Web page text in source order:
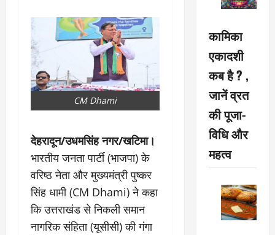
CM Dhami
देहरादून/उधमसिंह नगर/खटिमा।
भारतीय जनता पार्टी (भाजपा) के
वरिष्ठ नेता और मुख्यमंत्री पुष्कर
सिंह धामी (CM Dhami) ने कहा
कि उत्तराखंड से निकली समान
नागरिक संहिता (यूसीसी) की गंगा
कामिका
एकादशी
कब है ? ,
जानें व्रत
की पूजा-
विधि और
महत्व